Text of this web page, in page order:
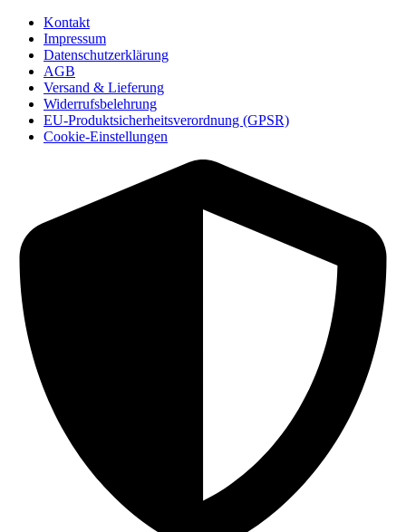
Kontakt
Impressum
Datenschutzerklärung
AGB
Versand & Lieferung
Widerrufsbelehrung
EU-Produktsicherheitsverordnung (GPSR)
Cookie-Einstellungen